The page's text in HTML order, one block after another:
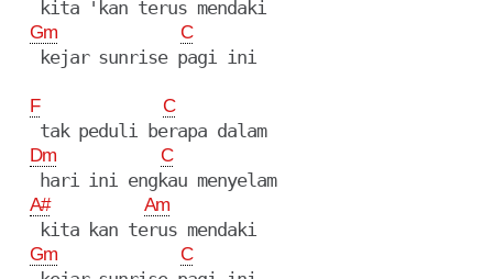
   kita 'kan terus mendaki
Gm C
   kejar sunrise pagi ini
F C
   tak peduli berapa dalam
Dm C
   hari ini engkau menyelam
A# Am
   kita kan terus mendaki
Gm C